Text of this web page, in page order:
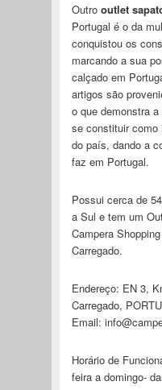
Outro outlet
Portugal é o da
conquistou os
marcando a sua
calçado em
artigos são
o que demonstra
se constituir como
do país, dando a
faz em Portugal.
Possui cerca de
a Sul e tem um
Campera
Carregado.
Endereço: EN 3,
Carregado,
Email:
Horário de
feira a domingo-